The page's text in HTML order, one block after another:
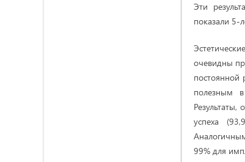
Эти
показали 5-
очевидны
постоянной
полезным в
успеха
99% для